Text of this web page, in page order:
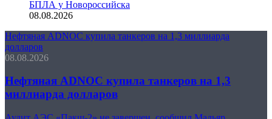
БПЛА у Новороссийска
08.08.2026
Нефтяная ADNOC купила танкеров на 1,3 миллиарда
долларов
08.08.2026
Нефтяная ADNOC купила танкеров на 1,3
миллиарда долларов